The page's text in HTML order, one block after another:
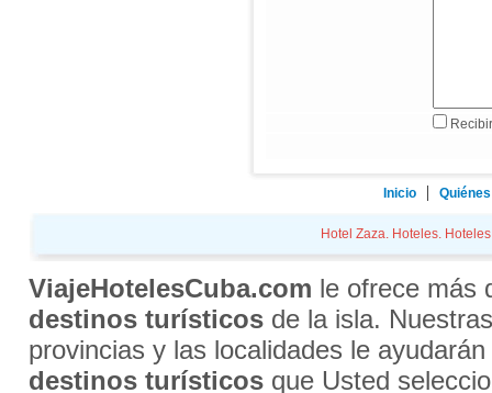
Inicio
Hotel Zaza. Hoteles.
ViajeHotelesCuba.com le ofrece más
destinos turísticosde la isla.
provincias y las localidades le
destinos turísticosque Usted